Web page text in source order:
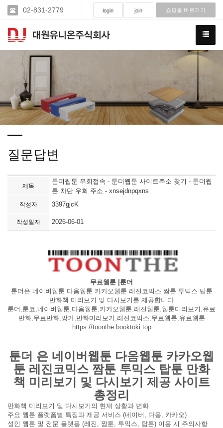
02-831-2779 login join 쇼핑몰 바로가기
질문답변
제목
툰더웹툰 우회접속 - 툰더웹툰 사이트주소 찾기 - 툰더웹
툰 차단 우회 주소 - xnsejdnpqxns
작성자 3397gjcK
작성일자 2026-06-01
무료웹툰 |툰더
툰더은 네이버웹툰 다음웹툰 카카오웹툰 레진코믹스 짬툰 투믹스 탑툰
만화책 미리보기 및 다시보기를 제공합니다
툰더,툰코,네이버웹툰,다음웹툰,카카오웹툰,레진웹툰,웹툰미리보기,유료
만화,무료만화,망가,만화미리보기,레진코믹스,무료웹툰,유료웹툰
https://toonthe.booktoki.top
툰더 은 네이버웹툰 다음웹툰 카카오웹
툰 레진코믹스 짬툰 투믹스 탑툰 만화
책 미리보기 및 다시보기 제공 사이트
총정리
만화책 미리보기 및 다시보기의 현재 상황과 변화
주요 웹툰 플랫폼별 특징과 제공 서비스 (네이버, 다음, 카카오)
성인 웹툰 및 전문 플랫폼 (레진, 짬툰, 투믹스, 탑툰) 이용 시 주의사항